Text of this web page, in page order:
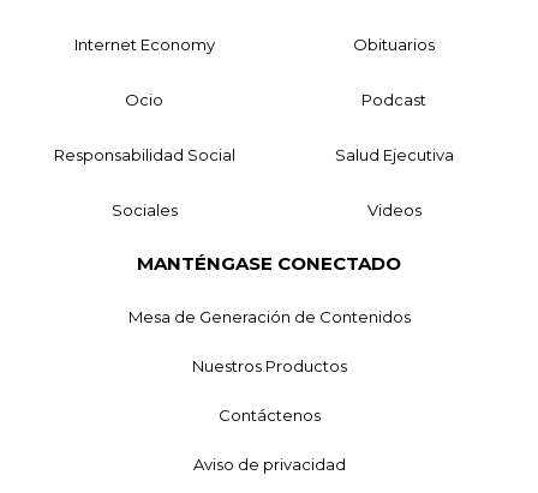
Internet Economy Obituarios
Ocio Podcast
Responsabilidad Social Salud Ejecutiva
Sociales Videos
MANTÉNGASE CONECTADO
Mesa de Generación de Contenidos
Nuestros Productos
Contáctenos
Aviso de privacidad